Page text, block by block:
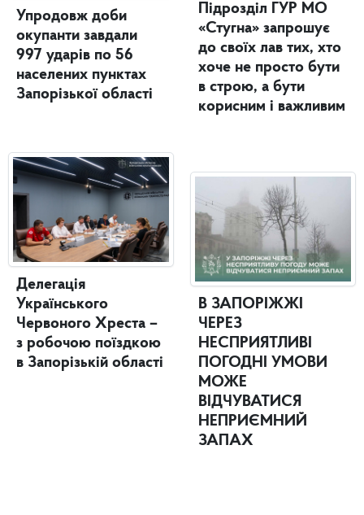
Упродовж доби
окупанти завдали
997 ударів по 56
населених пунктах
Запорізької області
Делегація
Українського
Червоного Хреста –
з робочою поїздкою
в Запорізькій області
Підрозділ ГУР МО
«Стугна» запрошує
до своїх лав тих, хто
хоче не просто бути
в строю, а бути
корисним і важливим
В ЗАПОРІЖЖІ
ЧЕРЕЗ
НЕСПРИЯТЛИВІ
ПОГОДНІ УМОВИ
МОЖЕ
ВІДЧУВАТИСЯ
НЕПРИЄМНИЙ
ЗАПАХ